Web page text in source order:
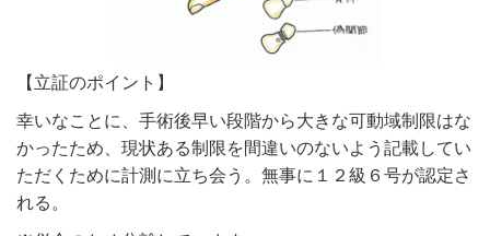
【立証のポイント】
幸いなことに、手術後早い段階から大きな可動域制限はな
かったため、現状ある制限を間違いのないよう記載してい
ただくために計測に立ち会う。無事に１２級６号が認定さ
れる。